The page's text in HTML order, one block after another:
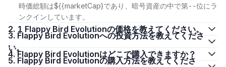
時価総額は${{marketCap}であり、暗号資産の中で第--位にラ
ンクインしています。
2. 1 Flappy Bird Evolutionの価格を教えてください。
3. Flappy Bird Evolutionへの投資方法を教えてくださ
い。
4. Flappy Bird Evolutionはどこで購入できますか？
5. Flappy Bird Evolutionの購入方法を教えてくださ